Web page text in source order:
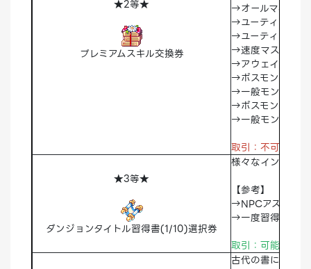
★2等★
プレミアムスキル交換券
→オールマイティ
→ユーティリティ
→ユーティリティ
→速度マスタース
→アウェイクスキ
→ボスモンスター
→一般モンスター
→ボスモンスター
→一般モンスター
取引：不可
★3等★
ダンジョンタイトル習得書(1/10)選択券
様々なインスタ
【参考】
→NPCアスマの「
→一度習得したイ
取引：可能 破
古代の書に書か